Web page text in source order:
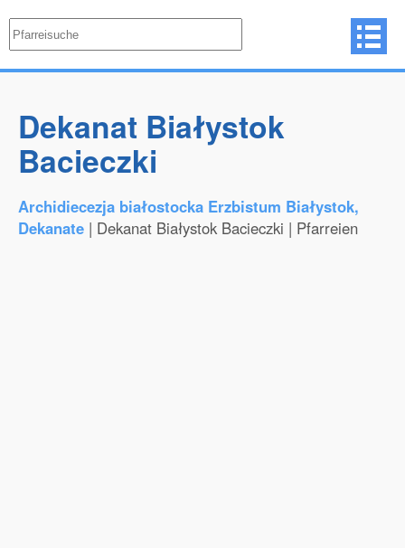
Dekanat Białystok
Bacieczki
Archidiecezja białostocka Erzbistum Białystok,
Dekanate | Dekanat Białystok Bacieczki | Pfarreien